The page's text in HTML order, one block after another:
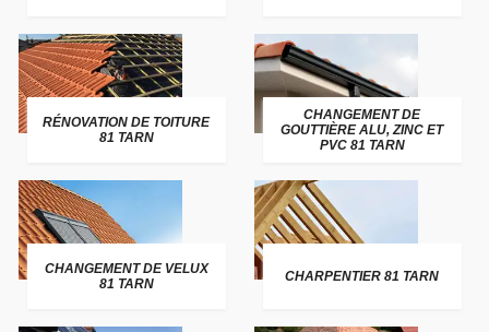
RÉNOVATION DE TOITURE
81 TARN
CHANGEMENT DE
GOUTTIÈRE ALU, ZINC ET
PVC 81 TARN
CHANGEMENT DE VELUX
81 TARN
CHARPENTIER 81 TARN